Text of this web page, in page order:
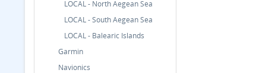
LOCAL - North Aegean Sea
LOCAL - South Aegean Sea
LOCAL - Balearic Islands
Garmin
Navionics